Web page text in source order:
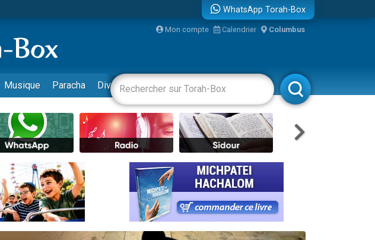
Pour les Enfants
dans un appartement insalubre
aux Orphelins
WhatsApp Torah-Box
Mon compte Calendrier Columbus
Musique Paracha Divertissements Livres Rabbanim